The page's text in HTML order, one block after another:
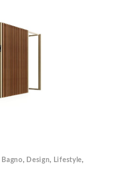
Bagno, Design, Lifestyle,